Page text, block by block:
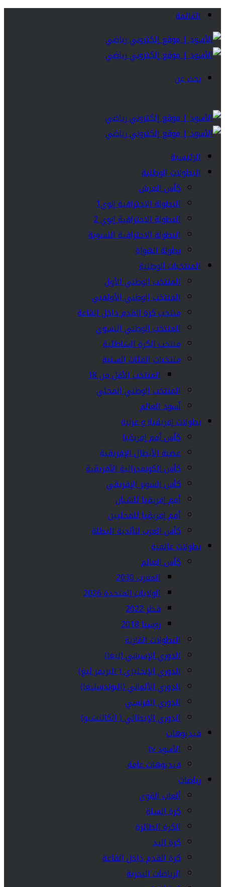
القائمة
بحث عن
الرئيسية
البطولات الوطنية
كأس العرش
البطولة الاحترافية إنوي1
البطولة الاحترافية إنوي 2
البطولة الاحترافية النسوية
بطولة الهواة
المنتخبات الوطنية
المنتخب الوطني الأول
المنتخب الوطني الأولمبي
منتخب كرة القدم داخل القاعة
المنتخب الوطني النسوي
منتخب الكرة الشاطئية
منتخبات الفئات السنية
المنتخب الأقل من 18
المنتخب الوطني المحلي
أسود العالم
بطولات إفريقية و عربية
كأس أمم إفريقيا
عصبة الأبطال الإفريقية
كأس الكونفدرالية الأفريقية
كأس السوبر الإفريقي
أمم إفريقيا للشبان
أمم إفريقيا للمحليين
كأس العرب للأندية البطلة
بطولات عالمية
كأس العالم
المغرب 2030
الولايات المتحدة 2026
قطر 2022
روسيا 2018
البطولات القارية
الدوري الإسباني (ليغا)
الدوري الإنجليزي ( البريمر ليغ)
الدوري الألماني (البوندسليغا)
الدوري الفرنسي
الدوري الإيطالي ( الكالتشيو)
فيديوهات
الأسود tv
فيديوهات عامة
رياضات
ألعاب القوى
كرة السلة
الكرة الطائرة
كرة اليد
كرة القدم داخل القاعة
الرياضات البحرية